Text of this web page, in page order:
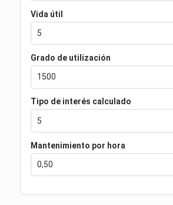
Vida útil
Grado de utilización
Tipo de interés calculado
Mantenimiento por hora